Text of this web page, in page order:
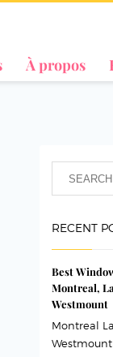
À propos
RECENT
Best
Montreal,
Westmount
Montreal
Westmount